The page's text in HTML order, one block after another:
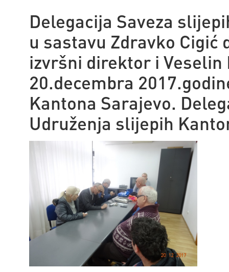
Delegacija Saveza
u sastavu Zdravko
izvršni direktor i Veselin
20.decembra
Kantona Sarajevo.
Udruženja slijepih